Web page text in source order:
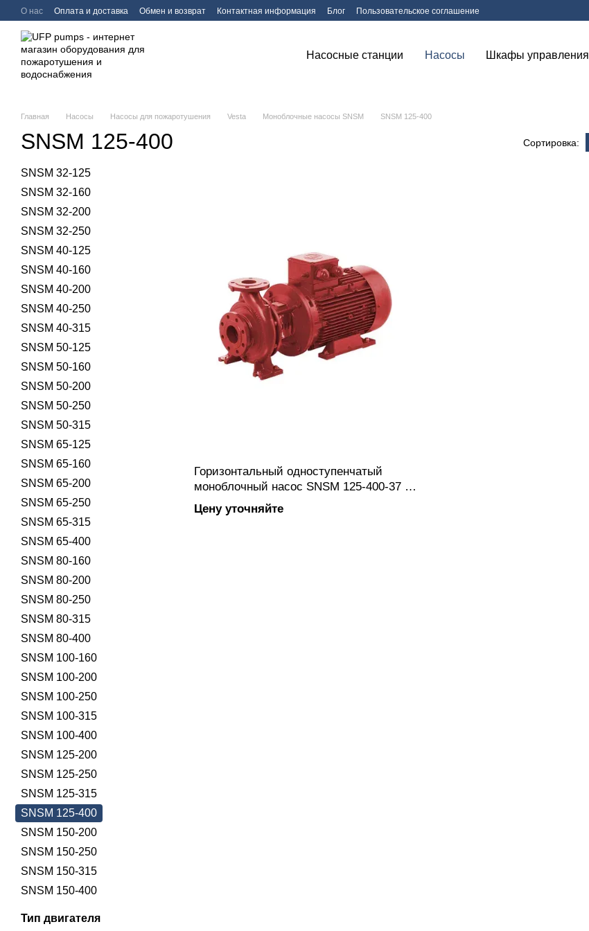
Перейти к основному контенту
О нас Оплата и доставка Обмен и возврат Контактная информация Блог Пользовательское соглашение
Насосные станции Насосы Шкафы управления
Главная Насосы Насосы для пожаротушения Vesta Моноблочные насосы SNSM SNSM 125-400
SNSM 125-400 Сортировка:
Горизонтальный одноступенчатый
моноблочный насос SNSM 125-400-37 с
закрытым рабочим колесом, фланцевым
подключением, жесткой муфтой,
Цену уточняйте
SNSM 32-125
SNSM 32-160
SNSM 32-200
SNSM 32-250
SNSM 40-125
SNSM 40-160
SNSM 40-200
SNSM 40-250
SNSM 40-315
SNSM 50-125
SNSM 50-160
SNSM 50-200
SNSM 50-250
SNSM 50-315
SNSM 65-125
SNSM 65-160
SNSM 65-200
SNSM 65-250
SNSM 65-315
SNSM 65-400
SNSM 80-160
SNSM 80-200
SNSM 80-250
SNSM 80-315
SNSM 80-400
SNSM 100-160
SNSM 100-200
SNSM 100-250
SNSM 100-315
SNSM 100-400
SNSM 125-200
SNSM 125-250
SNSM 125-315
SNSM 125-400
SNSM 150-200
SNSM 150-250
SNSM 150-315
SNSM 150-400
Тип двигателя